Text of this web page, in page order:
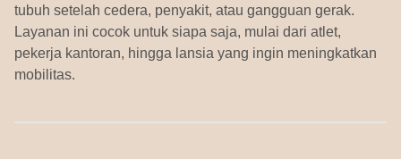
tubuh setelah cedera, penyakit, atau gangguan gerak.
Layanan ini cocok untuk siapa saja, mulai dari atlet,
pekerja kantoran, hingga lansia yang ingin meningkatkan
mobilitas.